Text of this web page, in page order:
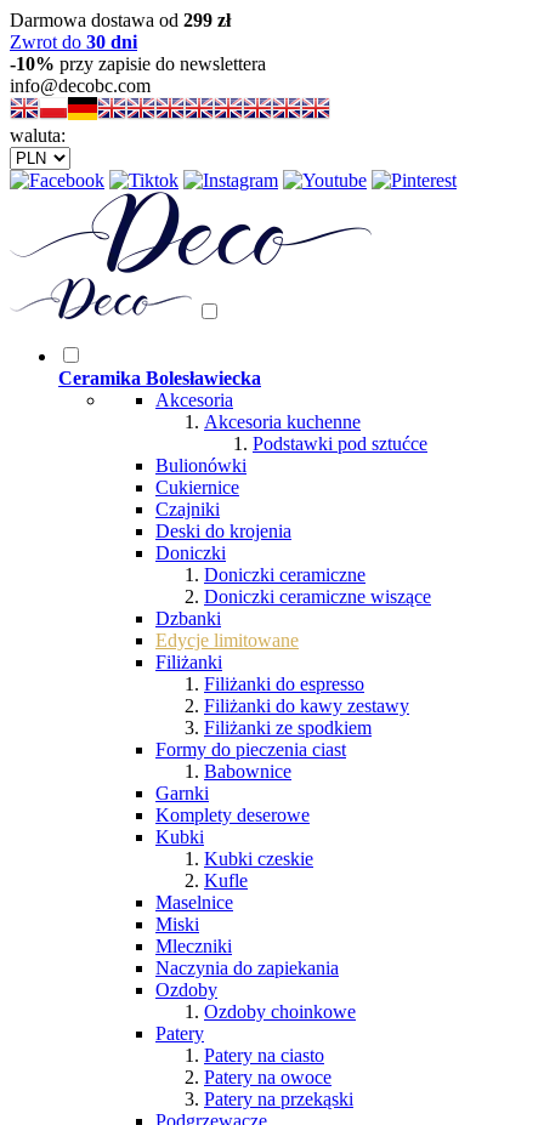
Darmowa dostawa od 299 zł
Zwrot do 30 dni
-10% przy zapisie do newslettera
info@decobc.com
waluta:
Ceramika Bolesławiecka
Akcesoria
Akcesoria kuchenne
Podstawki pod sztućce
Bulionówki
Cukiernice
Czajniki
Deski do krojenia
Doniczki
Doniczki ceramiczne
Doniczki ceramiczne wiszące
Dzbanki
Edycje limitowane
Filiżanki
Filiżanki do espresso
Filiżanki do kawy zestawy
Filiżanki ze spodkiem
Formy do pieczenia ciast
Babownice
Garnki
Komplety deserowe
Kubki
Kubki czeskie
Kufle
Maselnice
Miski
Mleczniki
Naczynia do zapiekania
Ozdoby
Ozdoby choinkowe
Patery
Patery na ciasto
Patery na owoce
Patery na przekąski
Podgrzewacze